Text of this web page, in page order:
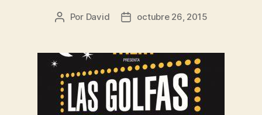
Autor
entrada
Por David
Fecha
entrada
octubre 26, 2015